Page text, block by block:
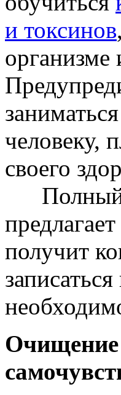
и токсинов
организме
человеку,
своего
Полный
получит
Очищение